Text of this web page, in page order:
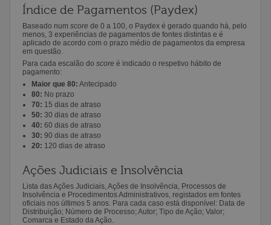
Índice de Pagamentos (Paydex)
Baseado num score de 0 a 100, o Paydex é gerado quando há, pelo
menos, 3 experiências de pagamentos de fontes distintas e é
aplicado de acordo com o prazo médio de pagamentos da empresa
em questão.
Para cada escalão do score é indicado o respetivo hábito de
pagamento:
Maior que 80: Antecipado
80: No prazo
70: 15 dias de atraso
50: 30 dias de atraso
40: 60 dias de atraso
30: 90 dias de atraso
20: 120 dias de atraso
Ações Judiciais e Insolvência
Lista das Ações Judiciais, Ações de Insolvência, Processos de
Insolvência e Procedimentos Administrativos, registados em fontes
oficiais nos últimos 5 anos. Para cada caso está disponível: Data de
Distribuição; Número de Processo; Autor; Tipo de Ação; Valor;
Comarca e Estado da Ação.